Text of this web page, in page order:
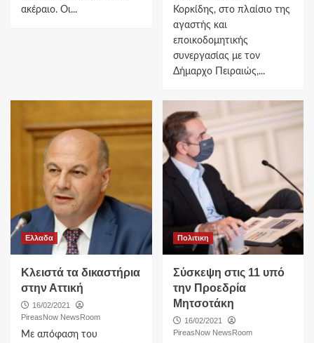
ακέραιο. Οι...
Κορκίδης, στο πλαίσιο της
αγαστής και
εποικοδομητικής
συνεργασίας με τον
Δήμαρχο Πειραιώς,...
Ελλαδα
Κλειστά τα δικαστήρια
στην Αττική
16/02/2021
PireasNow NewsRoom
Με απόφαση του
Πολιτικη
Σύσκεψη στις 11 υπό
την Προεδρία
Μητσοτάκη
16/02/2021
PireasNow NewsRoom